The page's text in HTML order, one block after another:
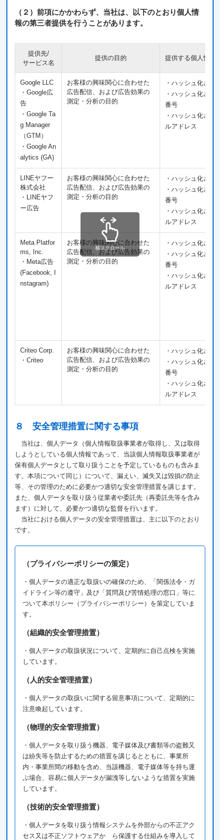
（２）前項にかかわらず、当社は、以下のとおり個人情
報の第三者提供を行うことがあります。
提供先/
サービス名
提供の目的 提供する個人情報
Google LLC
・Google広
告
・Google Ta
g Manager
（GTM）
・Google An
alytics (GA)
お客様の興味関心に合わせた
広告配信、および広告効果の
測定・分析の目的
・ハッシュ化され
・ハッシュ化され
番号
・ハッシュ化され
ルアドレス
LINEヤフー
株式会社
・LINEヤフ
ー広告
お客様の興味関心に合わせた
広告配信、および広告効果の
測定・分析の目的
・ハッシュ化され
・ハッシュ化され
番号
・ハッシュ化され
ルアドレス
Meta Platfor
ms, Inc.
・Meta広告
(Facebook, I
nstagram)
お客様の興味関心に合わせた
広告配信、および広告効果の
測定・分析の目的
・ハッシュ化され
・ハッシュ化され
番号
・ハッシュ化され
ルアドレス
Criteo Corp.
・Criteo
お客様の興味関心に合わせた
広告配信、および広告効果の
測定・分析の目的
・ハッシュ化され
・ハッシュ化され
番号
・ハッシュ化され
ルアドレス
横スクロール
８ 安全管理措置に関する事項
当社は、個人データ（個人情報取扱事業者が取得し、又は取得
しようとしている個人情報であって、当該個人情報取扱事業者が
保有個人データとして取り扱うことを予定しているものも含みま
す。本項について同じ）について、漏えい、滅失又は毀損の防止
等、その管理のために必要かつ適切な安全管理措置を講じます。
また、個人データを取り扱う従業者や委託先（再委託先等を含み
ます）に対して、必要かつ適切な監督を行います。
当社における個人データの安全管理措置は、主に以下のとおり
です。
（プライバシーポリシーの策定）
・個人データの適正な取扱いの確保のため、「関係法令・ガ
イドライン等の遵守」及び「質問及び苦情処理の窓口」等に
ついて本ポリシー（プライバシーポリシー）を策定していま
す。
（組織的安全管理措置）
・個人データの取扱状況について、定期的に自己点検を実施
しています。
（人的安全管理措置）
・個人データの取扱いに関する留意事項について、定期的に
注意喚起しています。
（物理的安全管理措置）
・個人データを取り扱う機器、電子媒体及び書類等の盗難又
は紛失等を防止するための措置を講じるとともに、事業所
内・事業所間の移動を含め、当該機器、電子媒体等を持ち運
ぶ場合、容易に個人データが漏洩等しないような措置を実施
しています。
（技術的安全管理措置）
・個人データを取り扱う情報システムを外部からの不正アク
セス又は不正ソフトウェアか ら保護する仕組みを導入して